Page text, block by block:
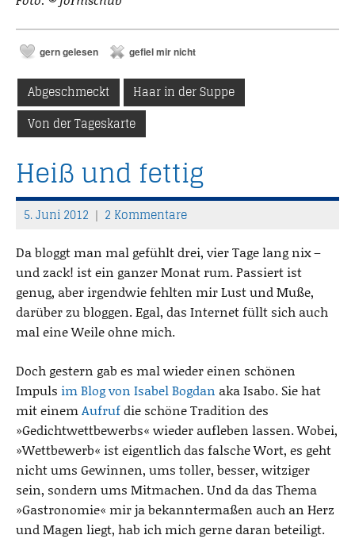
gern gelesen gefiel mir nicht
Abgeschmeckt
Haar in der Suppe
Von der Tageskarte
Heiß und fettig
5. Juni 2012
T
2 Kommentare
Da bloggt man mal gefühlt drei, vier Tage lang nix –
und zack! ist ein ganzer Monat rum. Passiert ist
genug, aber irgendwie fehlten mir Lust und Muße,
darüber zu bloggen. Egal, das Internet füllt sich auch
mal eine Weile ohne mich.
Doch gestern gab es mal wieder einen schönen
Impuls im Blog von Isabel Bogdan aka Isabo. Sie hat
mit einemAufrufdie schöne Tradition des
»Gedichtwettbewerbs« wieder aufleben lassen. Wobei,
»Wettbewerb« ist eigentlich das falsche Wort, es geht
nicht ums Gewinnen, ums toller, besser, witziger
sein, sondern ums Mitmachen. Und da das Thema
»Gastronomie« mir ja bekanntermaßen auch an Herz
und Magen liegt, hab ich mich gerne daran beteiligt.